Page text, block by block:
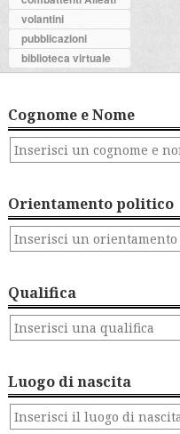
volantini
pubblicazioni
biblioteca virtuale
Cognome e Nome
Orientamento politico
Qualifica
Luogo di nascita